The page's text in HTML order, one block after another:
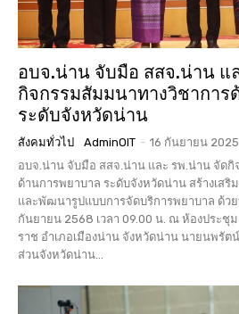
อบจ.น่าน จับมือ สสจ.น่าน แ
กิจกรรมสัมมนาทางวิชาการ
ระดับจังหวัดน่าน
สังคมทั่วไป AdminOIT - 16 กันยายน 2025
อบจ.น่าน จับมือ สสจ.น่าน และ รพ.น่าน จัด
ด้านการพยาบาล ระดับจังหวัดน่าน สร้างเส
และพัฒนารูปแบบการจัดบริการพยาบาล ด้ว
กันยายน 2568 เวลา 09.00 น. ณ ห้องประชุ
ราช อำเภอเมืองน่าน จังหวัดน่าน นายนพรัต
ส่วนจังหวัดน่าน...